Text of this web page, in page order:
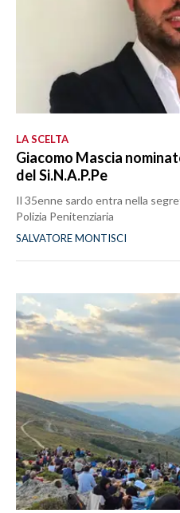
LA SCELTA
Giacomo Mascia
del Si.N.A.P.Pe
Il 35enne sardo entra nella
Polizia Penitenziaria
SALVATORE MONTISCI